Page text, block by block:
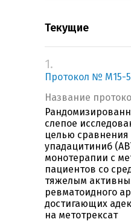
Текущие
1.
Протокол № M15-
Название
слепое
целью сравнения
упадацитиниб
монотерапии с
пациентов со
тяжелым
ревматоидного
достигающих
на метотрексат